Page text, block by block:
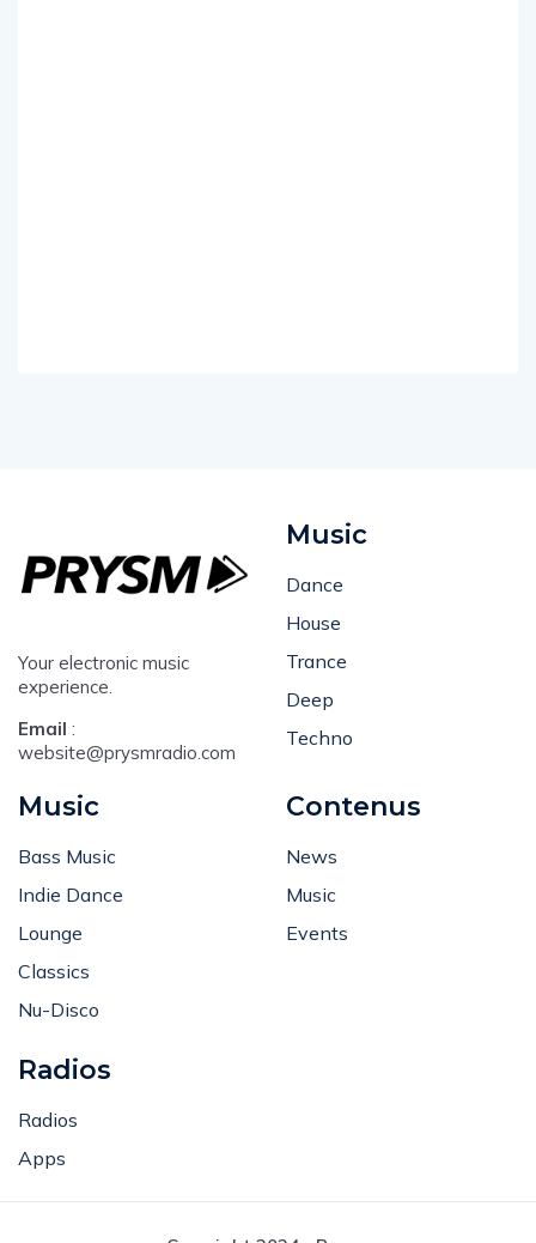
Your electronic music
experience.
Email :
website@prysmradio.com
Music
Dance
House
Trance
Deep
Techno
Music
Bass Music
Indie Dance
Lounge
Classics
Nu-Disco
Contenus
News
Music
Events
Radios
Radios
Apps